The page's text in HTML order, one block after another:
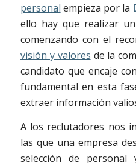
personal empieza por la
ello hay que realizar
comenzando con el
visión y valores de la
candidato que encaje
fundamental en esta
extraer información
A los reclutadores nos
las que una empresa
selección de